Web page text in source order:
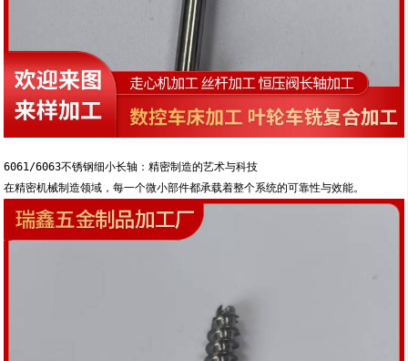
6061/6063不锈钢细小长轴：精密制造的艺术与科技
在精密机械制造领域，每一个微小部件都承载着整个系统的可靠性与效能。